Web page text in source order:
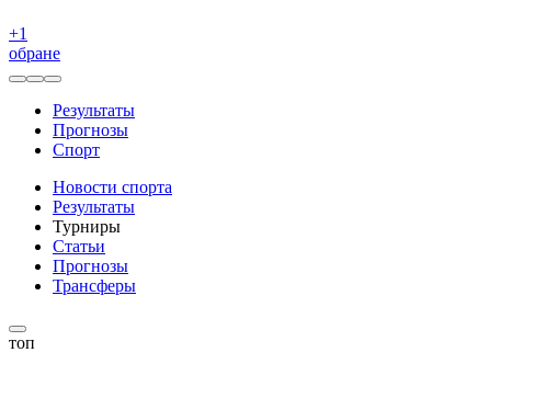
+1
обране
Результаты
Прогнозы
Спорт
Новости спорта
Результаты
Турниры
Статьи
Прогнозы
Трансферы
топ